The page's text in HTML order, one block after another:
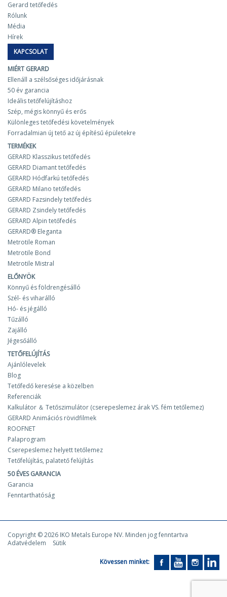
Gerard tetőfedés
Rólunk
Média
Hírek
KAPCSOLAT
MIÉRT GERARD
Ellenáll a szélsőséges időjárásnak
50 év garancia
Ideális tetőfelújításhoz
Szép, mégis könnyű és erős
Különleges tetőfedési követelmények
Forradalmian új tető az új építésű épületekre
TERMÉKEK
GERARD Klasszikus tetőfedés
GERARD Diamant tetőfedés
GERARD Hódfarkú tetőfedés
GERARD Milano tetőfedés
GERARD Fazsindely tetőfedés
GERARD Zsindely tetőfedés
GERARD Alpin tetőfedés
GERARD® Eleganta
Metrotile Roman
Metrotile Bond
Metrotile Mistral
ELŐNYÖK
Könnyű és földrengésálló
Szél- és viharálló
Hó- és jégálló
Tűzálló
Zajálló
Jégesőálló
TETŐFELÚJÍTÁS
Ajánlólevelek
Blog
Tetőfedő keresése a közelben
Referenciák
Kalkulátor ＆ Tetőszimulátor (cserepeslemez árak VS. fém tetőlemez)
GERARD Animációs rövidfilmek
ROOFNET
Palaprogram
Cserepeslemez helyett tetőlemez
Tetőfelújítás, palatető felújítás
50 ÉVES GARANCIA
Garancia
Fenntarthatóság
Copyright © 2026 IKO Metals Europe NV. Minden jog fenntartva
Adatvédelem
Sütik
Kövessen minket: